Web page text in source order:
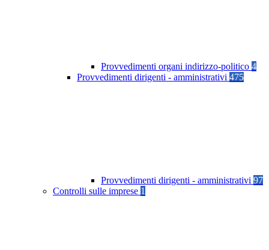
Provvedimenti organi indirizzo-politico 4
Provvedimenti dirigenti - amministrativi 475
Provvedimenti dirigenti - amministrativi 97
Controlli sulle imprese 1